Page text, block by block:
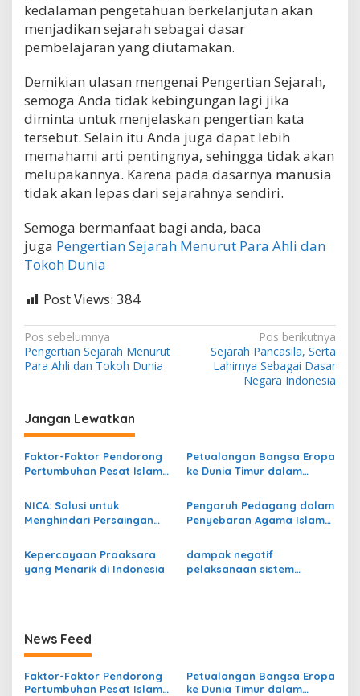
kedalaman pengetahuan berkelanjutan akan
menjadikan sejarah sebagai dasar
pembelajaran yang diutamakan.
Demikian ulasan mengenai Pengertian Sejarah,
semoga Anda tidak kebingungan lagi jika
diminta untuk menjelaskan pengertian kata
tersebut. Selain itu Anda juga dapat lebih
memahami arti pentingnya, sehingga tidak akan
melupakannya. Karena pada dasarnya manusia
tidak akan lepas dari sejarahnya sendiri.
Semoga bermanfaat bagi anda, baca
juga Pengertian Sejarah Menurut Para Ahli dan
Tokoh Dunia
Post Views: 384
N
a
i
g
a
s
i
p
s
Pos sebelumnya
Pengertian Sejarah Menurut
Para Ahli dan Tokoh Dunia
Pos berikutnya
Sejarah Pancasila, Serta
Lahirnya Sebagai Dasar
Negara Indonesia
Jangan Lewatkan
Faktor-Faktor Pendorong
Pertumbuhan Pesat Islam
Petualangan Bangsa Eropa
ke Dunia Timur dalam
Nasrani
NICA: Solusi untuk
Menghindari Persaingan
Belanda
Pengaruh Pedagang dalam
Penyebaran Agama Islam
Kepercayaan Praaksara
yang Menarik di Indonesia
dampak negatif
pelaksanaan sistem
News Feed
Faktor-Faktor Pendorong
Pertumbuhan Pesat Islam
Petualangan Bangsa Eropa
ke Dunia Timur dalam